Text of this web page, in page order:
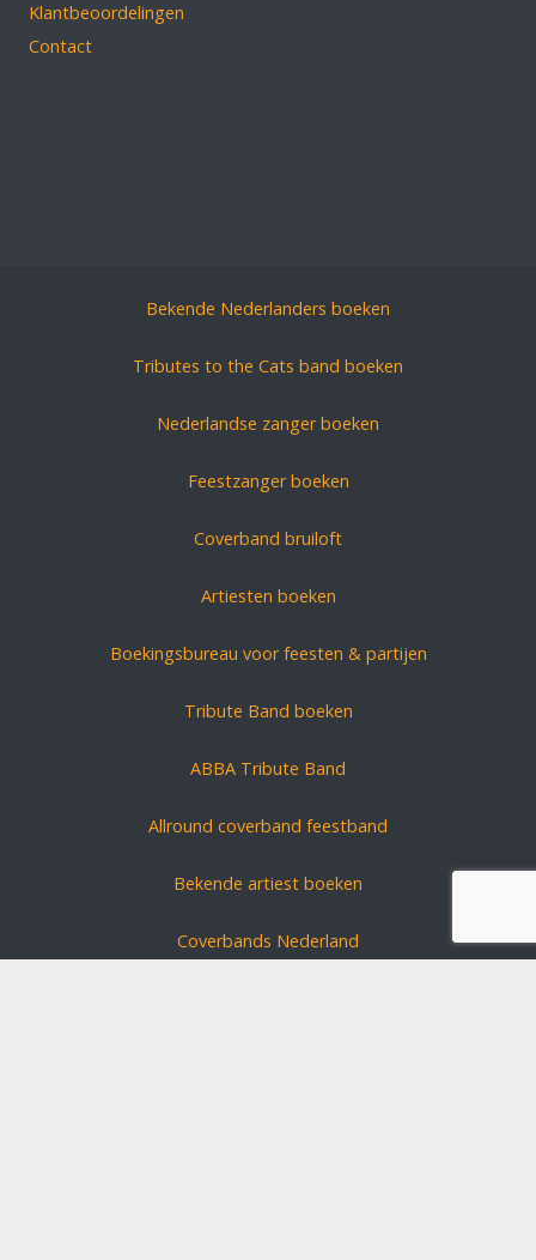
Klantbeoordelingen
Contact
Bekende Nederlanders boeken
Tributes to the Cats band boeken
Nederlandse zanger boeken
Feestzanger boeken
Coverband bruiloft
Artiesten boeken
Boekingsbureau voor feesten & partijen
Tribute Band boeken
ABBA Tribute Band
Allround coverband feestband
Bekende artiest boeken
Coverbands Nederland